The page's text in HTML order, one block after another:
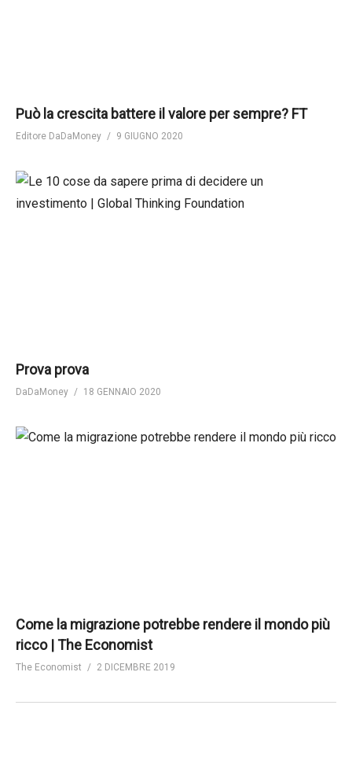
Può la crescita battere il valore per sempre? FT
Editore DaDaMoney 9 GIUGNO 2020
Prova prova
DaDaMoney 18 GENNAIO 2020
Come la migrazione potrebbe rendere il mondo più
ricco | The Economist
The Economist 2 DICEMBRE 2019